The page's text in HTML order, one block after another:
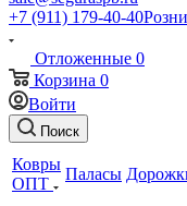
+7 (911) 179-40-40
Отложенные 0
Корзина 0
Войти
Поиск
Ковры
ОПТ
Паласы